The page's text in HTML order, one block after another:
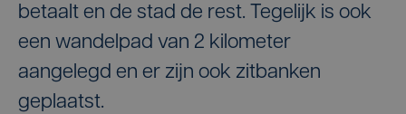
betaalt en de stad de rest. Tegelijk is ook
een wandelpad van 2 kilometer
aangelegd en er zijn ook zitbanken
geplaatst.